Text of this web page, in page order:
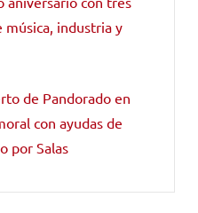
música, industria y
de Pandorado en
con ayudas de
por Salas